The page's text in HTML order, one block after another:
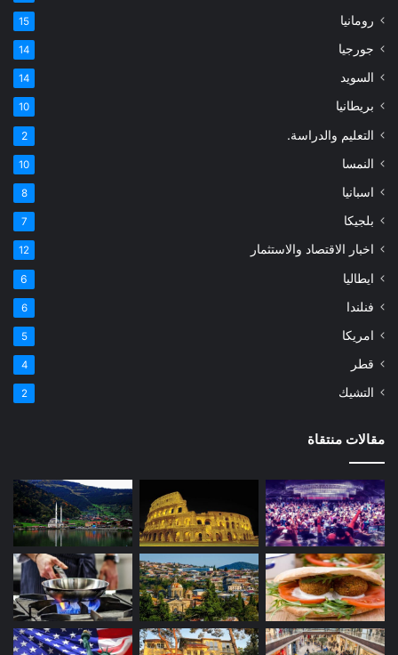
رومانيا 15
جورجيا 14
السويد 14
بريطانيا 10
التعليم والدراسة. 2
النمسا 10
اسبانيا 8
بلجيكا 7
اخبار الاقتصاد والاستثمار 12
ايطاليا 6
فنلندا 6
امريكا 5
قطر 4
التشيك 2
مقالات منتقاة